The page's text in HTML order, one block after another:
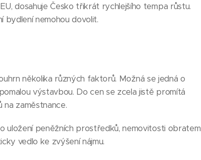
dosahuje Česko třikrát rychlejšího tempa růstu.
bydlení nemohou dovolit.
několika různých faktorů. Možná se jedná o
výstavbou. Do cen se zcela jistě promítá
na zaměstnance.
uložení peněžních prostředků, nemovitosti obratem
vedlo ke zvýšení nájmu.